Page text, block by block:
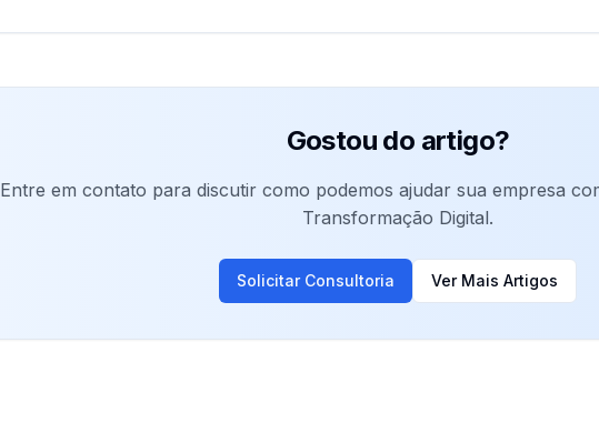
Gostou do artigo?
Entre em contato para discutir como podemos ajudar sua empresa
Transformação Digital.
Solicitar Consultoria Ver Mais Artigos